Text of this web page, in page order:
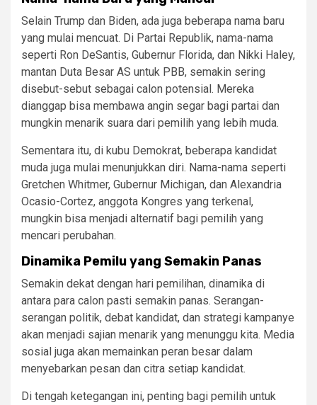
Selain Trump dan Biden, ada juga beberapa nama baru
yang mulai mencuat. Di Partai Republik, nama-nama
seperti Ron DeSantis, Gubernur Florida, dan Nikki Haley,
mantan Duta Besar AS untuk PBB, semakin sering
disebut-sebut sebagai calon potensial. Mereka
dianggap bisa membawa angin segar bagi partai dan
mungkin menarik suara dari pemilih yang lebih muda.
Sementara itu, di kubu Demokrat, beberapa kandidat
muda juga mulai menunjukkan diri. Nama-nama seperti
Gretchen Whitmer, Gubernur Michigan, dan Alexandria
Ocasio-Cortez, anggota Kongres yang terkenal,
mungkin bisa menjadi alternatif bagi pemilih yang
mencari perubahan.
Dinamika Pemilu yang Semakin Panas
Semakin dekat dengan hari pemilihan, dinamika di
antara para calon pasti semakin panas. Serangan-
serangan politik, debat kandidat, dan strategi kampanye
akan menjadi sajian menarik yang menunggu kita. Media
sosial juga akan memainkan peran besar dalam
menyebarkan pesan dan citra setiap kandidat.
Di tengah ketegangan ini, penting bagi pemilih untuk